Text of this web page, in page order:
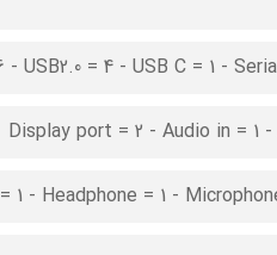
- USB2.0 = 4 - USB C = 1 -
1 - Headphone = 1 -